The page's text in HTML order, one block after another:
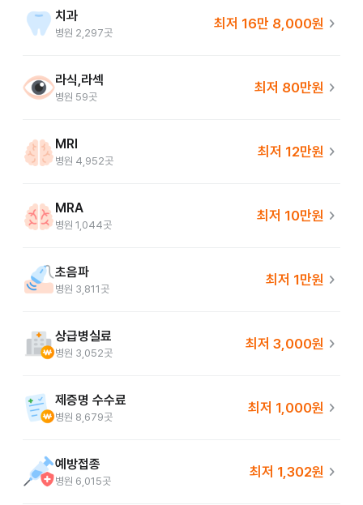
치과
병원 2,297곳
최저 16만 8,000원 chevron_right
라식,라섹
병원 59곳
최저 80만원 chevron_right
MRI
병원 4,952곳
최저 12만원 chevron_right
MRA
병원 1,044곳
최저 10만원 chevron_right
초음파
병원 3,811곳
최저 1만원 chevron_right
상급병실료
병원 3,052곳
최저 3,000원 chevron_right
제증명 수수료
병원 8,679곳
최저 1,000원 chevron_right
예방접종
병원 6,015곳
최저 1,302원 chevron_right